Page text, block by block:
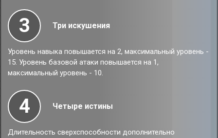
3 Три искушения
Уровень навыка повышается на 2, максимальный уровень -
15. Уровень базовой атаки повышается на 1,
максимальный уровень - 10.
4 Четыре истины
Длительность сверхспособности дополнительно